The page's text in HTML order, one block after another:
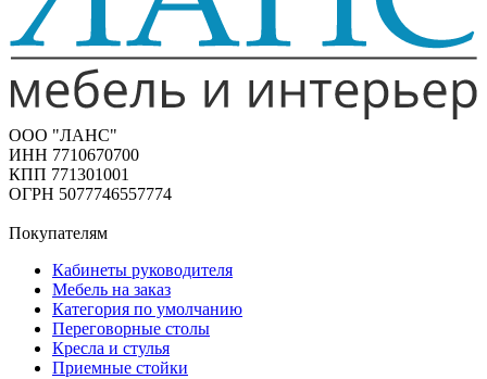
ООО "ЛАНС"
ИНН 7710670700
КПП 771301001
ОГРН 5077746557774
Покупателям
Кабинеты руководителя
Мебель на заказ
Категория по умолчанию
Переговорные столы
Кресла и стулья
Приемные стойки